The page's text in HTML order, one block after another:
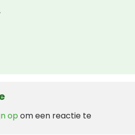
op om een reactie te